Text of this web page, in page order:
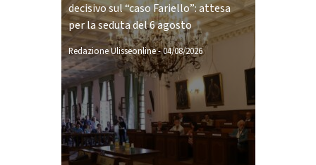
decisivo sul “caso Fariello”: attesa
per la seduta del 6 agosto
Redazione Ulisseonline-04/08/2026